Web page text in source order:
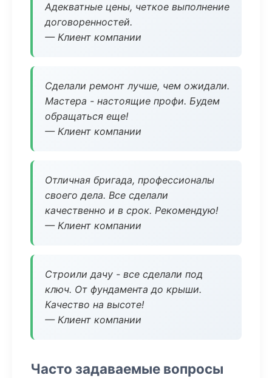
Адекватные цены, четкое выполнение
договоренностей.
— Клиент компании
Сделали ремонт лучше, чем ожидали.
Мастера - настоящие профи. Будем
обращаться еще!
— Клиент компании
Отличная бригада, профессионалы
своего дела. Все сделали
качественно и в срок. Рекомендую!
— Клиент компании
Строили дачу - все сделали под
ключ. От фундамента до крыши.
Качество на высоте!
— Клиент компании
Часто задаваемые вопросы